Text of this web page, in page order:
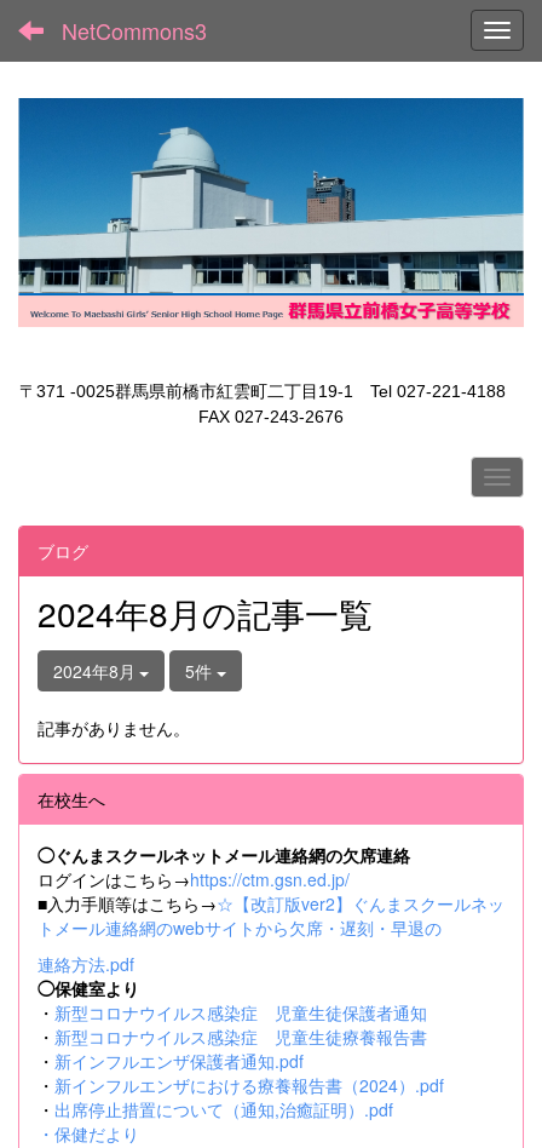
NetCommons3
〒371 -0025群馬県前橋市紅雲町二丁目19-1 Tel 027-221-4188
FAX 027-243-2676
ブログ
2024年8月の記事一覧
2024年8月 5件
記事がありません。
在校生へ
◯ぐんまスクールネットメール連絡網の欠席連絡
ログインはこちら→https://ctm.gsn.ed.jp/
■入力手順等はこちら→☆【改訂版ver2】ぐんまスクールネッ
トメール連絡網のwebサイトから欠席・遅刻・早退の
連絡方法.pdf
◯保健室より
・ 新型コロナウイルス感染症 児童生徒保護者通知
・ 新型コロナウイルス感染症 児童生徒療養報告書
・ 新インフルエンザ保護者通知.pdf
・ 新インフルエンザにおける療養報告書（2024）.pdf
・ 出席停止措置について（通知,治癒証明）.pdf
・ 保健だより